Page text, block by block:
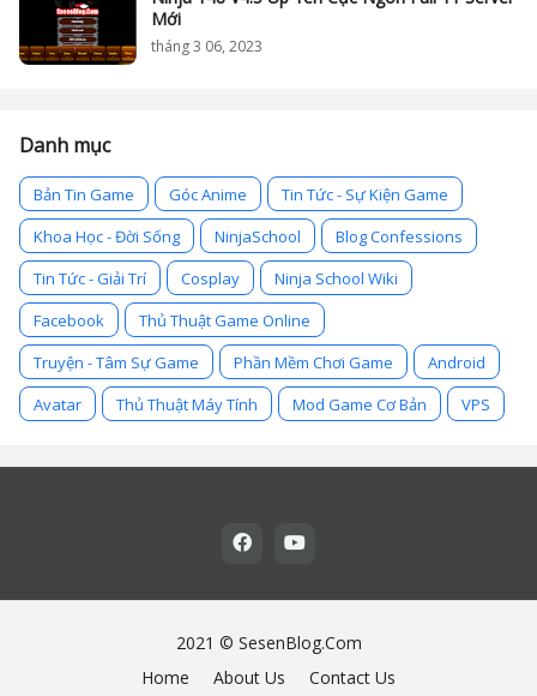
Mới
tháng 3 06, 2023
Danh mục
Bản Tin Game Góc Anime
Tin Tức - Sự Kiện Game
Khoa Học - Đời Sống
NinjaSchool
Blog Confessions
Tin Tức - Giải Trí
Cosplay
Ninja School Wiki
Facebook
Thủ Thuật Game Online
Truyện - Tâm Sự Game
Phần Mềm Chơi Game
Android
Avatar
Thủ Thuật Máy Tính Mod Game Cơ Bản VPS
2021 © SesenBlog.Com
Home
About Us Contact Us